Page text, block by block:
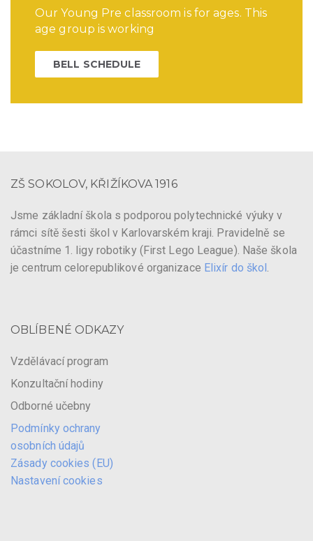
Our Young Pre classroom is for ages. This
age group is working
BELL SCHEDULE
ZŠ SOKOLOV, KŘIŽÍKOVA 1916
Jsme základní škola s podporou polytechnické výuky v
rámci sítě šesti škol v Karlovarském kraji. Pravidelně se
účastníme 1. ligy robotiky (First Lego League). Naše škola
je centrum celorepublikové organizace Elixír do škol.
OBLÍBENÉ ODKAZY
Vzdělávací program
Konzultační hodiny
Odborné učebny
Podmínky ochrany
osobních údajů
Zásady cookies (EU)
Nastavení cookies